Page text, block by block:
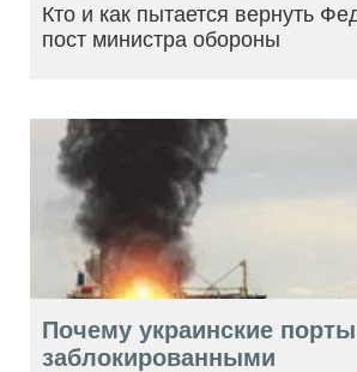
Кто и как пытается вернуть
пост министра обороны
Почему украинские
заблокированными